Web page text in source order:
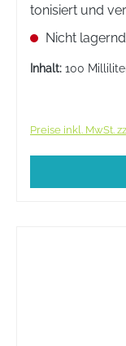
tonisiert und
rein und frisch
und Misch-
Nicht lagernd
Inhalt: 100
Preise inkl. MwSt.